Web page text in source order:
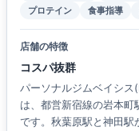
プロテイン
食事指導
店舗の特徴
コスパ抜群
パーソナルジムベイシス
は、都営新宿線の岩本町
です。秋葉原駅と神田駅